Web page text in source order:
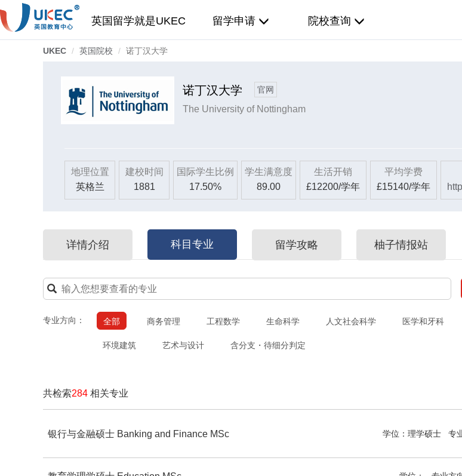
英国留学就是UKEC 留学申请 院校查询
UKEC 英国院校 诺丁汉大学
诺丁汉大学 官网
The University of Nottingham
地理位置
英格兰
建校时间
1881
国际学生比例
17.50%
学生满意度
89.00
生活开销
£12200/学年
平均学费
£15140/学年
详情介绍 科目专业 留学攻略 柚子情报站
专业方向： 全部 商务管理 工程数学 生命科学 人文社会科学 医学和牙科
环境建筑 艺术与设计 含分支・待细分判定
共检索284 相关专业
银行与金融硕士 Banking and Finance MSc 学位：理学硕士 专